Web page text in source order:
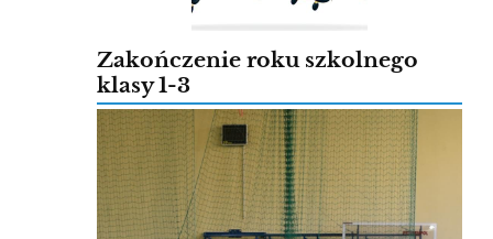
Zakończenie roku szkolnego
klasy 1-3